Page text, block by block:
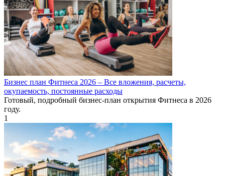
Бизнес план Фитнеса 2026 – Все вложения, расчеты,
окупаемость, постоянные расходы
Готовый, подробный бизнес-план открытия Фитнеса в 2026
году.
1